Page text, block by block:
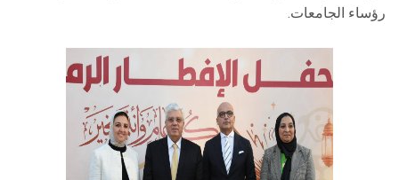
رؤساء الجامعات.